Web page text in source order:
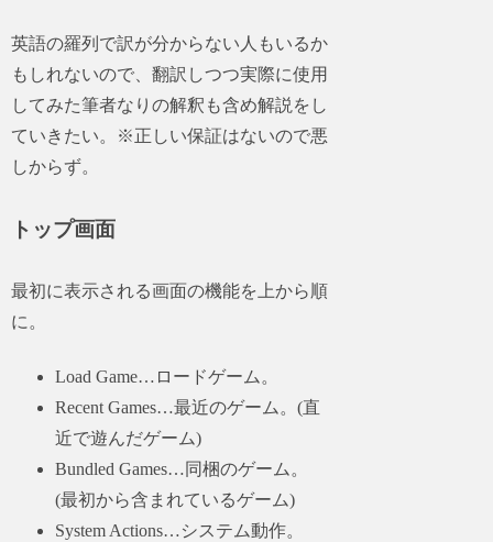
英語の羅列で訳が分からない人もいるか
もしれないので、翻訳しつつ実際に使用
してみた筆者なりの解釈も含め解説をし
ていきたい。※正しい保証はないので悪
しからず。
トップ画面
最初に表示される画面の機能を上から順
に。
Load Game…ロードゲーム。
Recent Games…最近のゲーム。(直
近で遊んだゲーム)
Bundled Games…同梱のゲーム。
(最初から含まれているゲーム)
System Actions…システム動作。